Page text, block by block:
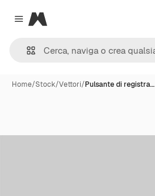
Close menu
Magnific
Home/Stock/Vettori/Pulsante di registra…